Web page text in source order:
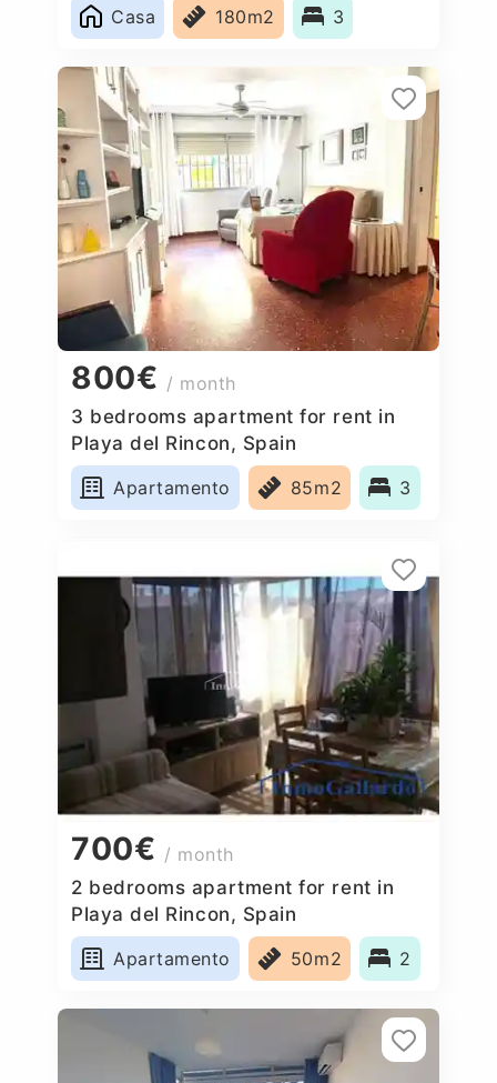
Casa
180m2 3
800€ / month
3 bedrooms apartment for rent in
Playa del Rincon, Spain
Apartamento
85m2 3
700€ / month
2 bedrooms apartment for rent in
Playa del Rincon, Spain
Apartamento
50m2 2